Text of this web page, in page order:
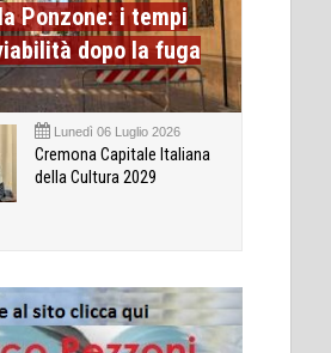
Ponzone: i tempi
dopo la fuga
Lunedì 06 Luglio 2026
Cremona Capitale Italiana
della Cultura 2029